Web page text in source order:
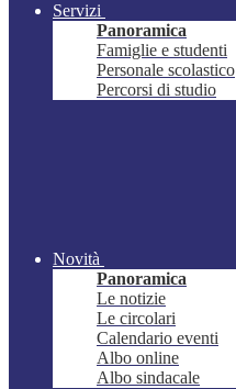
Servizi
Panoramica
Famiglie e studenti
Personale scolastico
Percorsi di studio
Novità
Panoramica
Le notizie
Le circolari
Calendario eventi
Albo online
Albo sindacale